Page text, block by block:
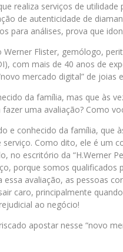
realiza serviços de
de autenticidade de
para análises, prova que
Flister, gemólogo,
com mais de 40 anos de
mercado digital” de
da família, mas que às
uma avaliação? Como
e conhecido da família, que
serviço. Como dito, ele é um
no escritório da “H.Werner
porque somos
essa avaliação, as pessoas
caro, principalmente
ao negócio!
apostar nesse “novo